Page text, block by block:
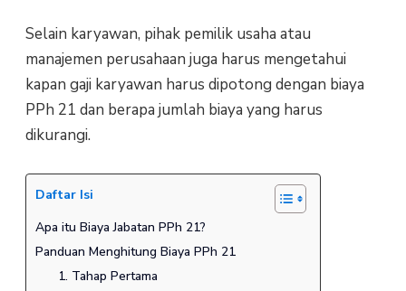
Selain karyawan, pihak pemilik usaha atau
manajemen perusahaan juga harus mengetahui
kapan gaji karyawan harus dipotong dengan biaya
PPh 21 dan berapa jumlah biaya yang harus
dikurangi.
Daftar Isi
Apa itu Biaya Jabatan PPh 21?
Panduan Menghitung Biaya PPh 21
1. Tahap Pertama